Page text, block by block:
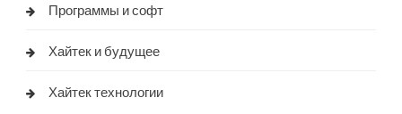
Программы и софт
Хайтек и будущее
Хайтек технологии